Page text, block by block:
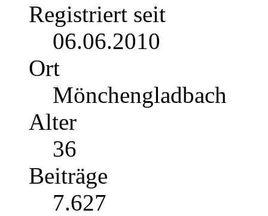
Registriert seit
06.06.2010
Ort
Mönchengladbach
Alter
36
Beiträge
7.627